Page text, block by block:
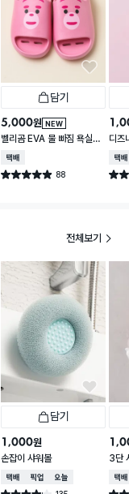
담기
NEW
5,000원
벨리곰 EVA 물 빠짐 욕실화
260~280 mm
택배배송
별점 4.9점 88
건 작성
디즈
컵
택배
별점
전체보기
담기
1,000원
손잡이 샤워볼
택배배송매장픽업오늘배송
3단
택배